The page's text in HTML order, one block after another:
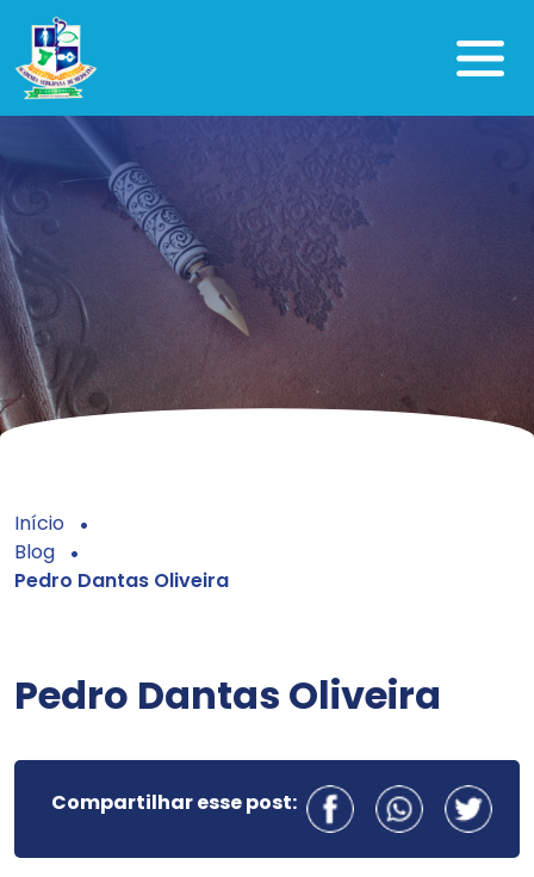
Início
Blog
Pedro Dantas Oliveira
Pedro Dantas Oliveira
Compartilhar esse post: